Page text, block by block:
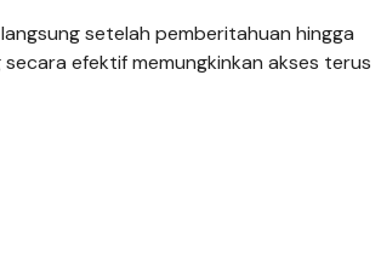
setelah pemberitahuan hingga
efektif memungkinkan akses terus